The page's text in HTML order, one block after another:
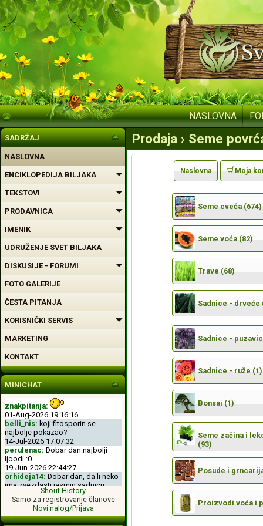
NASLOVNA
SADRŽAJ
NASLOVNA
ENCIKLOPEDIJA BILJAKA
TEKSTOVI
PRODAVNICA
IMENIK
UDRUŽENJE SVET BILJAKA
DISKUSIJE - FORUMI
FOTO GALERIJE
ČESTA PITANJA
KORISNIČKI SERVIS
MARKETING
KONTAKT
MINICHAT
znakpitanja:
01-Aug-2026 19:16:16
belli_nis: koji fitosporin se
najbolje pokazao?
14-Jul-2026 17:07:32
perulenac: Dobar dan najbolji
ljoodi :0
19-Jun-2026 22:44:27
orhideja14: Dobar dan, da li neko
ima zvezdasti jasmin sadnicu.
04-Jun-2026 11:50:00
perulenac:Dobro veche dobri
ljoodi :-D
26-May-2026 23:11:49
Shout History
Samo za registrovanje članove
Novi nalog/Prijava
Prodaja › Seme
Naslovna Moja
Seme cveća (674)
Seme voća (82)
Trave (68)
Sadnice - drveće
Sadnice -
Sadnice - ruže (1)
Bonsai (1)
Seme začina i
(93)
Posude i
Proizvodi voća i